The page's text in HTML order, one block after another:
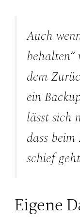
Auch
dem
ein
lässt sich
dass
schief
Eigene